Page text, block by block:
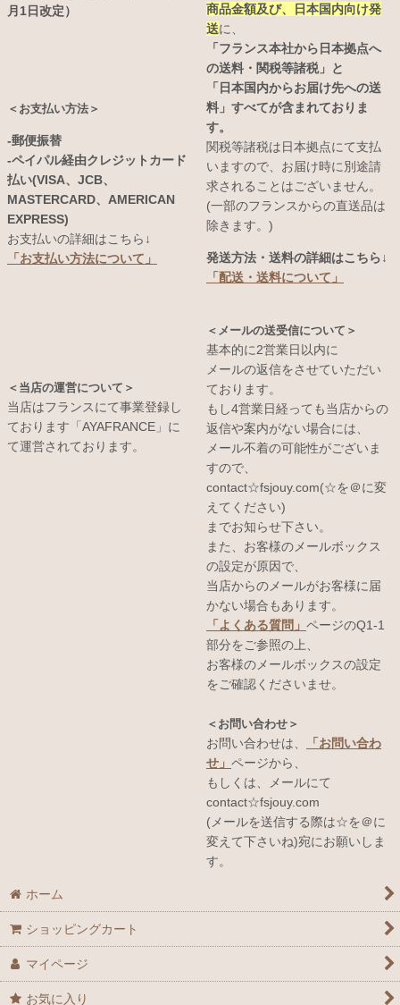
月1日改定）
＜お支払い方法＞
-郵便振替
-ペイパル経由クレジットカード
払い(VISA、JCB、
MASTERCARD、AMERICAN
EXPRESS)
お支払いの詳細はこちら↓
「お支払い方法について」
＜当店の運営について＞
当店はフランスにて事業登録し
ております「AYAFRANCE」に
て運営されております。
商品金額及び、日本国内向け発
送に、
「フランス本社から日本拠点へ
の送料・関税等諸税」と
「日本国内からお届け先への送
料」すべてが含まれておりま
す。
関税等諸税は日本拠点にて支払
いますので、お届け時に別途請
求されることはございません。
(一部のフランスからの直送品は
除きます。)
発送方法・送料の詳細はこちら↓
「配送・送料について」
＜メールの送受信について＞
基本的に2営業日以内に
メールの返信をさせていただい
ております。
もし4営業日経っても当店からの
返信や案内がない場合には、
メール不着の可能性がございま
すので、
contact☆fsjouy.com(☆を＠に変
えてください)
までお知らせ下さい。
また、お客様のメールボックス
の設定が原因で、
当店からのメールがお客様に届
かない場合もあります。
「よくある質問」 ページのQ1-1
部分をご参照の上、
お客様のメールボックスの設定
をご確認くださいませ。
＜お問い合わせ＞
お問い合わせは、
「お問い合わ
せ」 ページから、
もしくは、メールにて
contact☆fsjouy.com
(メールを送信する際は☆を＠に
変えて下さいね)宛にお願いしま
す。
ホーム
ショッピングカート
マイページ
お気に入り